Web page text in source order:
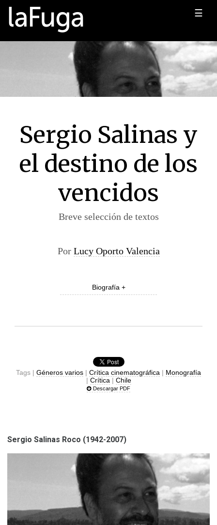
☰
Sergio Salinas y
el destino de los
vencidos
Breve selección de textos
Por Lucy Oporto Valencia
Biografía +
Tags | Géneros varios | Crítica cinematográfica | Monografía
| Crítica | Chile
Descargar PDF
Sergio Salinas Roco (1942-2007)